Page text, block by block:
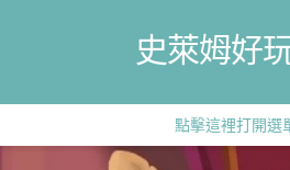
史萊姆好
點擊這裡打開選